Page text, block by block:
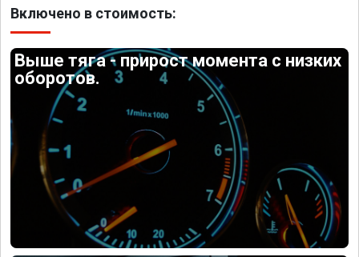
Включено в стоимость:
Выше тяга - прирост момента с низких
оборотов.